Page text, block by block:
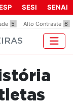
5 Alto Contraste 6
SESI SENAI